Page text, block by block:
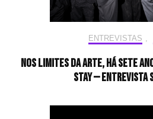
ENTREVISTAS ,
Nos limites da arte, há sete
STAY — Entrevista